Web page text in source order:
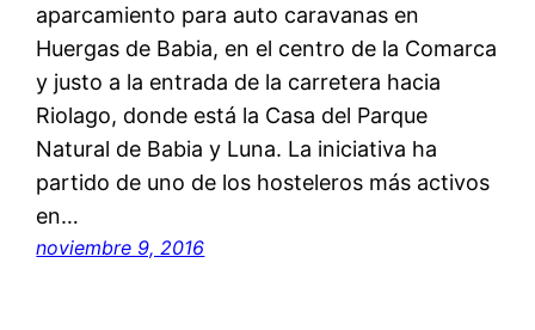
aparcamiento para auto caravanas en
Huergas de Babia, en el centro de la Comarca
y justo a la entrada de la carretera hacia
Riolago, donde está la Casa del Parque
Natural de Babia y Luna. La iniciativa ha
partido de uno de los hosteleros más activos
en…
noviembre 9, 2016